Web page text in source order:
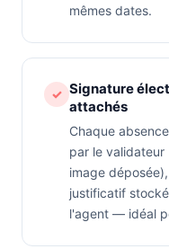
mêmes dates.
✓ Signature
attachés
Chaque
par le validateur
image
justificatif
l'agent — idéal